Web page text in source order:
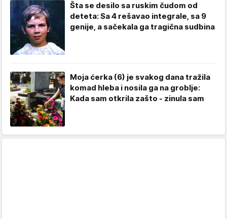
Šta se desilo sa ruskim čudom od
deteta: Sa 4 rešavao integrale, sa 9
genije, a sačekala ga tragična sudbina
Moja ćerka (6) je svakog dana tražila
komad hleba i nosila ga na groblje:
Kada sam otkrila zašto - zinula sam